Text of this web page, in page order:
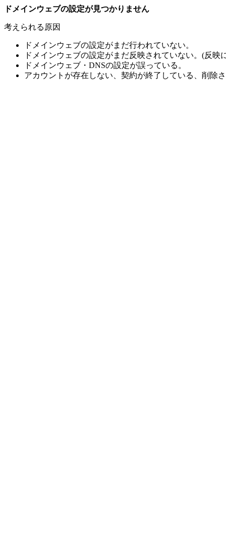
ドメインウェブの設定が見つかりません
考えられる原因
ドメインウェブの設定がまだ行われていない。
ドメインウェブの設定がまだ反映されていない。(反
ドメインウェブ・DNSの設定が誤っている。
アカウントが存在しない、契約が終了している、削除